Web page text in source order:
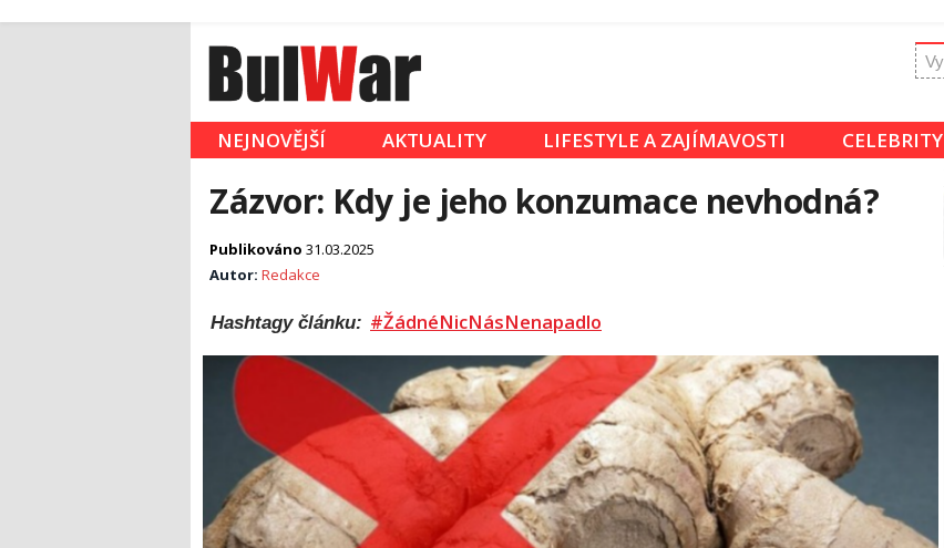
NEJNOVĚJŠÍ AKTUALITY LIFESTYLE A ZAJÍMAVOSTI CELEBRITY
Zázvor: Kdy je jeho konzumace nevhodná?
Publikováno 31.03.2025
Autor: Redakce
Hashtagy článku: #ŽádnéNicNásNenapadlo